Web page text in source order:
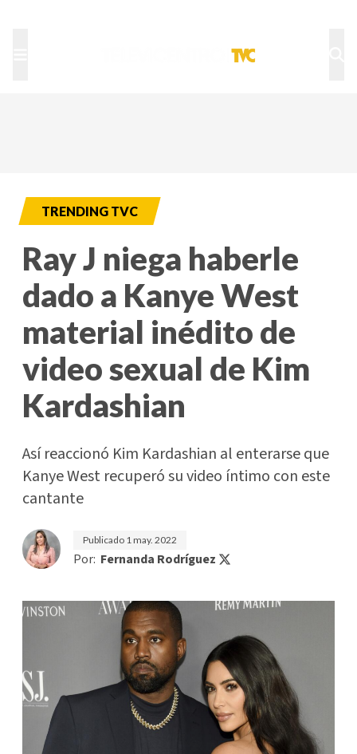
TRENDING TVC
Ray J niega haberle
dado a Kanye West
material inédito de
video sexual de Kim
Kardashian
Así reaccionó Kim Kardashian al enterarse que
Kanye West recuperó su video íntimo con este
cantante
Publicado 1 may. 2022
Por: Fernanda Rodríguez